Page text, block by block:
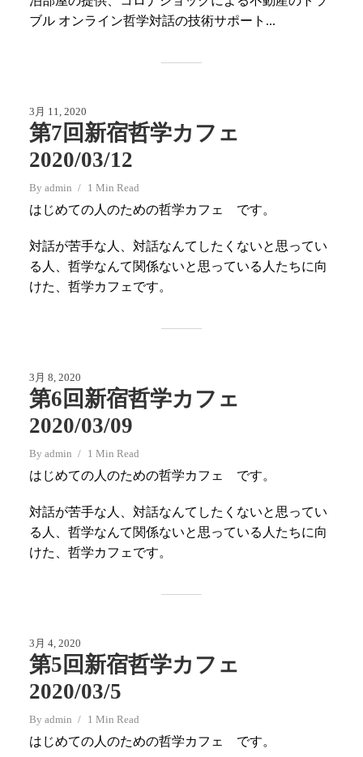
ブル オンライン哲学対話の技術サポート...
3月 11, 2020
第7回新宿哲学カフェ
2020/03/12
By admin 1 Min Read
はじめての人のための哲学カフェ です。
対話が苦手な人、対話なんてしたくないと思ってい
る人、哲学なんて関係ないと思っている人たちに向
けた、哲学カフェです。
3月 8, 2020
第6回新宿哲学カフェ
2020/03/09
By admin 1 Min Read
はじめての人のための哲学カフェ です。
対話が苦手な人、対話なんてしたくないと思ってい
る人、哲学なんて関係ないと思っている人たちに向
けた、哲学カフェです。
3月 4, 2020
第5回新宿哲学カフェ
2020/03/5
By admin 1 Min Read
はじめての人のための哲学カフェ です。